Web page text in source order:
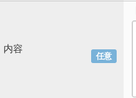
任意
内容